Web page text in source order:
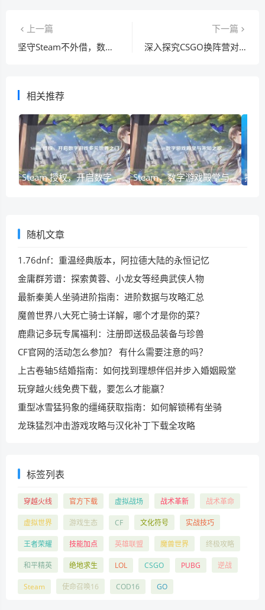
上一篇
坚守Steam不外借，数字时代的权益与安全防线
下一篇
深入探究CSGO换阵营对数据及玩家体验的影响
相关推荐
Steam 授权，开启数字游戏多元世界之门 Steam，数字游戏殿堂与未知之歌
随机文章
1.76dnf：重温经典版本，阿拉德大陆的永恒记忆
金庸群芳谱：探索黄蓉、小龙女等经典武侠人物
最新秦美人坐骑进阶指南：进阶数据与攻略汇总
魔兽世界八大死亡骑士详解，哪个才是你的菜？
鹿鼎记多玩专属福利：注册即送极品装备与珍兽
CF官网的活动怎么参加？ 有什么需要注意的吗？
上古卷轴5结婚指南：如何找到理想伴侣并步入婚姻殿堂
玩穿越火线免费下载，要怎么才能赢？
重型冰雪猛犸象的缰绳获取指南：如何解锁稀有坐骑
龙珠猛烈冲击游戏攻略与汉化补丁下载全攻略
标签列表
穿越火线 官方下载 虚拟战场 战术革新 战术革命
虚拟世界 游戏生态 CF 文化符号 实战技巧
王者荣耀 技能加点 英雄联盟 魔兽世界 终极攻略
和平精英 绝地求生 LOL CSGO PUBG 逆战
Steam 使命召唤16 COD16 GO